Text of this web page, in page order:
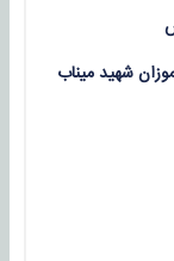
شهید میناب